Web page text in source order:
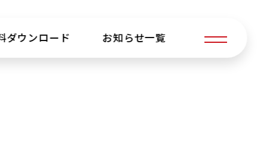
ダウンロード お知らせ一覧